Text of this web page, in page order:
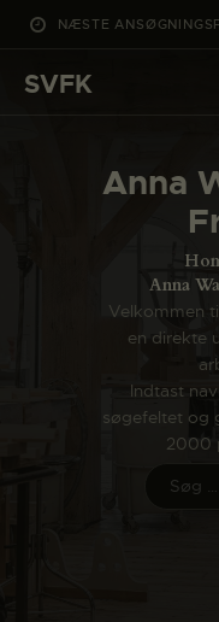
NÆSTE
SVFK
Anna
Anna
Velkommen
en direkte
Indtast
søgefeltet og
2000
DET SKER
ANSØG
OM SVFK
ENGLISH